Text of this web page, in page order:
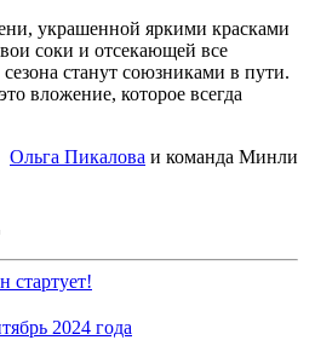
украшенной яркими красками
соки и отсекающей все
станут союзниками в пути.
вложение, которое всегда
Ольга Пикалова и команда Минли
стартует!
2024 года